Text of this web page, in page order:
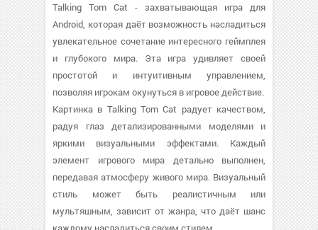
Talking Tom Cat - захватывающая игра для
Android, которая даёт возможность насладиться
увлекательное сочетание интересного геймплея
и глубокого мира. Эта игра удивляет своей
простотой и интуитивным управлением,
позволяя игрокам окунуться в игровое действие.
Картинка в Talking Tom Cat радует качеством,
радуя глаз детализированными моделями и
яркими визуальными эффектами. Каждый
элемент игрового мира детально выполнен,
передавая атмосферу живого мира. Визуальный
стиль может быть реалистичным или
мультяшным, зависит от жанра, что даёт шанс